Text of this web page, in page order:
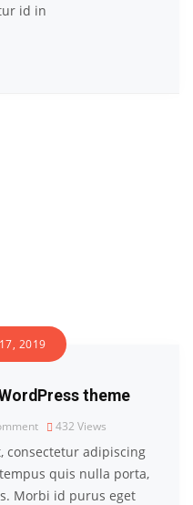
id in
2019
theme
432 Views
consectetur adipiscing
quis nulla porta,
Morbi id purus eget